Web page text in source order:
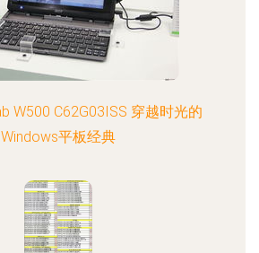
W500 C62G03ISS 穿越时光的
Windows平板经典